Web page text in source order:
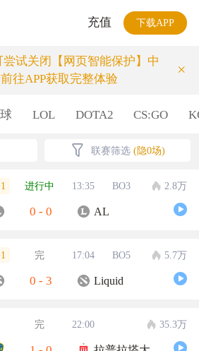
充值 下载APP
试关闭【网页智能保护】中
往APP获取完整体验
×
LOL DOTA2 CS:GO
联赛筛选 (隐0场)
进行中 13:35 BO3 2.8万
0 - 0 AL
完 17:04 BO5 5.7万
0 - 3 Liquid
完 22:00 35.3万